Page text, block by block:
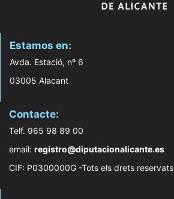
Estamos en:
Avda. Estació, nº 6
03005 Alacant
Contacte:
Telf. 965 98 89 00
email: registro@diputacionalicante.es
CIF: P0300000G -Tots els drets reservats